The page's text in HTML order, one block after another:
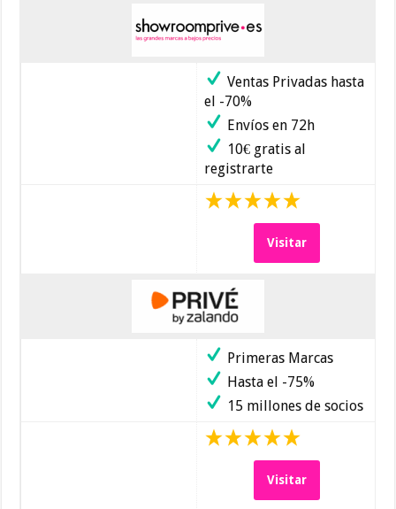
Ventas Privadas hasta
el -70%
Envíos en 72h
10€ gratis al
registrarte
Visitar
Primeras Marcas
Hasta el -75%
15 millones de socios
Visitar